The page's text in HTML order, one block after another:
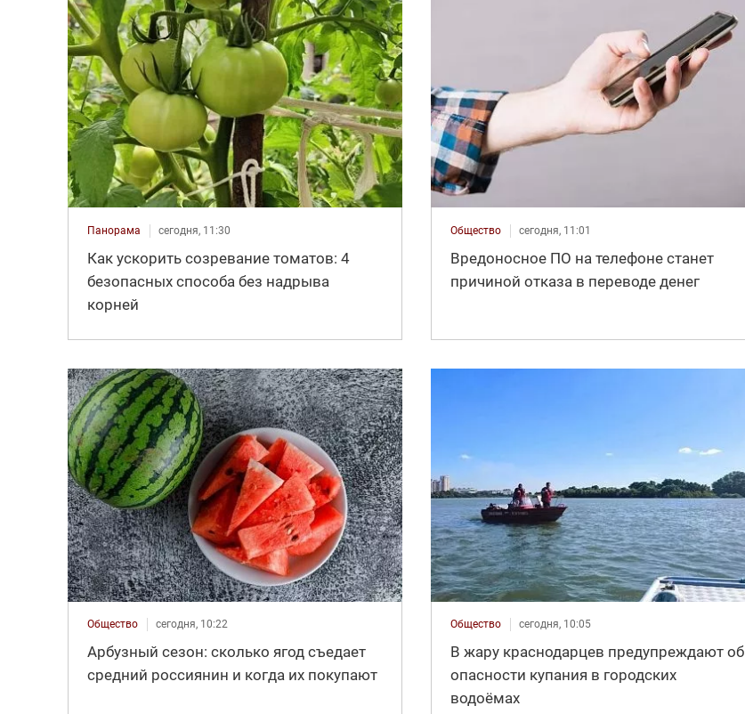
Панорама сегодня, 11:30
Как ускорить созревание томатов: 4
безопасных способа без надрыва
корней
Общество сегодня, 11:01
Вредоносное ПО на телефоне станет
причиной отказа в переводе денег
Общество сегодня, 10:22
Арбузный сезон: сколько ягод съедает
средний россиянин и когда их покупают
Общество сегодня, 10:05
В жару краснодарцев предупреждают об
опасности купания в городских
водоёмах